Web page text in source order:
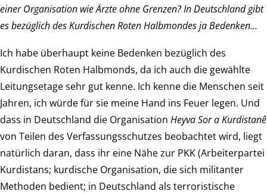
einer Organisation wie Ärzte ohne Grenzen? In Deutschland gibt
es bezüglich des Kurdischen Roten Halbmondes ja Bedenken…
Ich habe überhaupt keine Bedenken bezüglich des
Kurdischen Roten Halbmonds, da ich auch die gewählte
Leitungsetage sehr gut kenne. Ich kenne die Menschen seit
Jahren, ich würde für sie meine Hand ins Feuer legen. Und
dass in Deutschland die Organisation Heyva Sor a Kurdistanê
von Teilen des Verfassungsschutzes beobachtet wird, liegt
natürlich daran, dass ihr eine Nähe zur PKK (Arbeiterpartei
Kurdistans; kurdische Organisation, die sich militanter
Methoden bedient; in Deutschland als terroristische